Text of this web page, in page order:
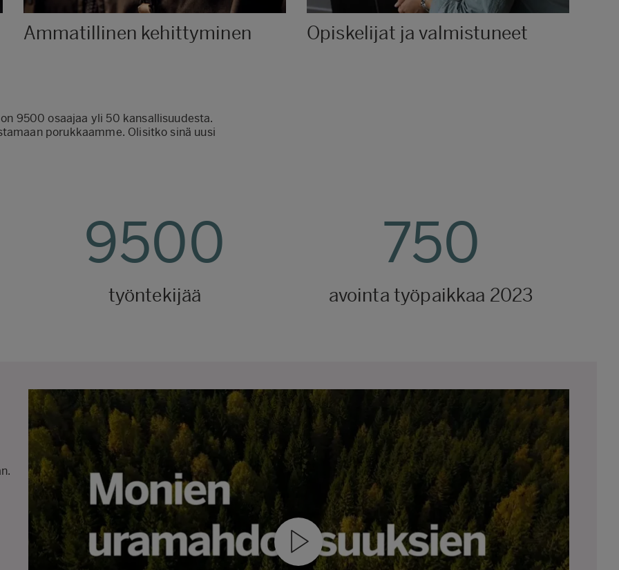
Ammatillinen kehittyminen Opiskelijat ja valmistuneet
9500 osaajaa yli 50 kansallisuudesta.
porukkaamme. Olisitko sinä uusi
9500
työntekijää
750
avointa työpaikkaa 2023